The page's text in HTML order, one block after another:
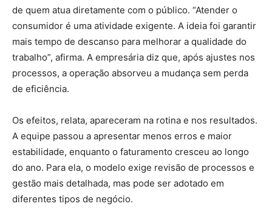
de quem atua diretamente com o público. “Atender o
consumidor é uma atividade exigente. A ideia foi garantir
mais tempo de descanso para melhorar a qualidade do
trabalho”, afirma. A empresária diz que, após ajustes nos
processos, a operação absorveu a mudança sem perda
de eficiência.
Os efeitos, relata, apareceram na rotina e nos resultados.
A equipe passou a apresentar menos erros e maior
estabilidade, enquanto o faturamento cresceu ao longo
do ano. Para ela, o modelo exige revisão de processos e
gestão mais detalhada, mas pode ser adotado em
diferentes tipos de negócio.